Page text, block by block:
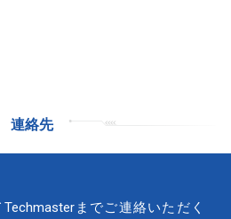
連絡先
までご連絡いただく